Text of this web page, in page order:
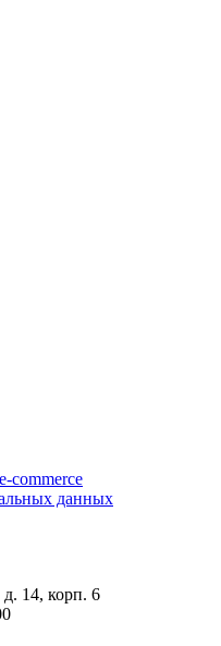
commerce
данных
14, корп. 6